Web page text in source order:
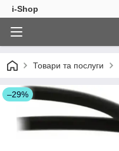
i-Shop
Товари та послуги
–29%